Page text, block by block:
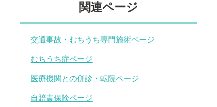
関連ページ
交通事故・むちうち専門施術ページ
むちうち症ページ
医療機関との併診・転院ページ
自賠責保険ページ